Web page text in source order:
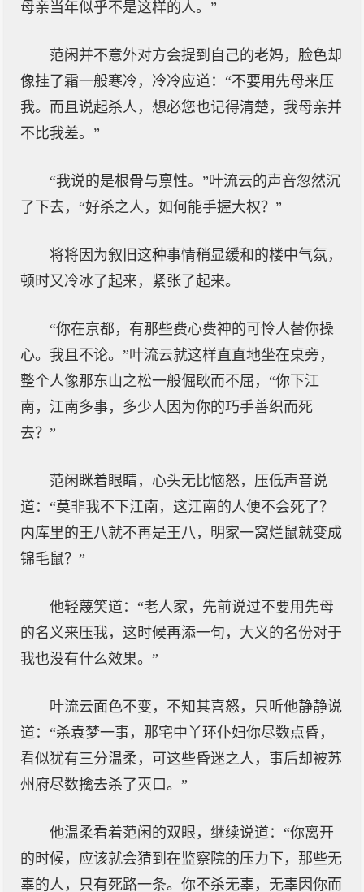
母亲当年似乎不是这样的人。”
范闲并不意外对方会提到自己的老妈，脸色却
像挂了霜一般寒冷，冷冷应道：“不要用先母来压
我。而且说起杀人，想必您也记得清楚，我母亲并
不比我差。”
“我说的是根骨与禀性。”叶流云的声音忽然沉
了下去，“好杀之人，如何能手握大权？”
将将因为叙旧这种事情稍显缓和的楼中气氛，
顿时又冷冰了起来，紧张了起来。
“你在京都，有那些费心费神的可怜人替你操
心。我且不论。”叶流云就这样直直地坐在桌旁，
整个人像那东山之松一般倔耿而不屈，“你下江
南，江南多事，多少人因为你的巧手善织而死
去？”
范闲眯着眼睛，心头无比恼怒，压低声音说
道：“莫非我不下江南，这江南的人便不会死了？
内库里的王八就不再是王八，明家一窝烂鼠就变成
锦毛鼠？”
他轻蔑笑道：“老人家，先前说过不要用先母
的名义来压我，这时候再添一句，大义的名份对于
我也没有什么效果。”
叶流云面色不变，不知其喜怒，只听他静静说
道：“杀袁梦一事，那宅中丫环仆妇你尽数点昏，
看似犹有三分温柔，可这些昏迷之人，事后却被苏
州府尽数擒去杀了灭口。”
他温柔看着范闲的双眼，继续说道：“你离开
的时候，应该就会猜到在监察院的压力下，那些无
辜的人，只有死路一条。你不杀无辜，无辜因你而